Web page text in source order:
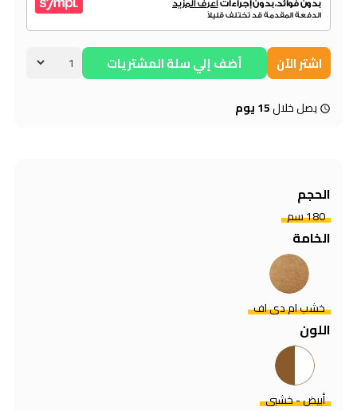
اشتر الآن أضف إلي سلة المشتريات
يصل خلال15 يوم
الحجم
180 سم
الخامة
خشب ام دي اف
اللون
أبيض - خشبي